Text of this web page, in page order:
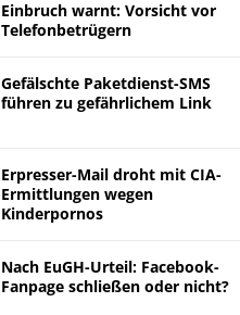
Einbruch warnt: Vorsicht vor
Telefonbetrügern
Gefälschte Paketdienst-SMS
führen zu gefährlichem Link
Erpresser-Mail droht mit CIA-
Ermittlungen wegen
Kinderpornos
Nach EuGH-Urteil: Facebook-
Fanpage schließen oder nicht?